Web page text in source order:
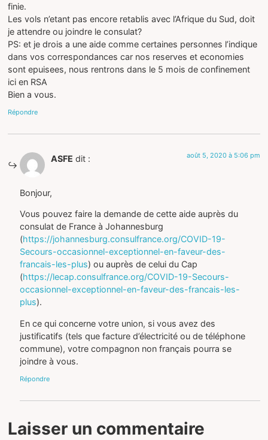
finie.
Les vols n’etant pas encore retablis avec l’Afrique du Sud, doit
je attendre ou joindre le consulat?
PS: et je drois a une aide comme certaines personnes l’indique
dans vos correspondances car nos reserves et economies
sont epuisees, nous rentrons dans le 5 mois de confinement
ici en RSA
Bien a vous.
Répondre
ASFE dit : août 5, 2020 à 5:06 pm
Bonjour,
Vous pouvez faire la demande de cette aide auprès du
consulat de France à Johannesburg
(https://johannesburg.consulfrance.org/COVID-19-
Secours-occasionnel-exceptionnel-en-faveur-des-
francais-les-plus) ou auprès de celui du Cap
(https://lecap.consulfrance.org/COVID-19-Secours-
occasionnel-exceptionnel-en-faveur-des-francais-les-
plus).
En ce qui concerne votre union, si vous avez des
justificatifs (tels que facture d’électricité ou de téléphone
commune), votre compagnon non français pourra se
joindre à vous.
Répondre
Laisser un commentaire